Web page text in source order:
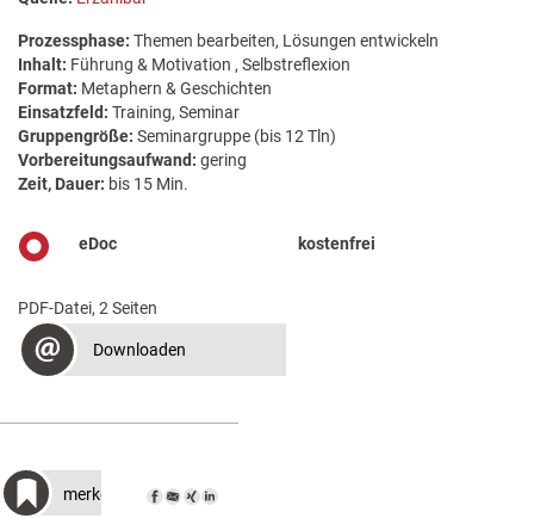
Prozessphase: Themen bearbeiten, Lösungen entwickeln
Inhalt: Führung & Motivation , Selbstreflexion
Format: Metaphern & Geschichten
Einsatzfeld: Training, Seminar
Gruppengröße: Seminargruppe (bis 12 Tln)
Vorbereitungsaufwand: gering
Zeit, Dauer: bis 15 Min.
eDoc kostenfrei
PDF-Datei, 2 Seiten
Downloaden
merken